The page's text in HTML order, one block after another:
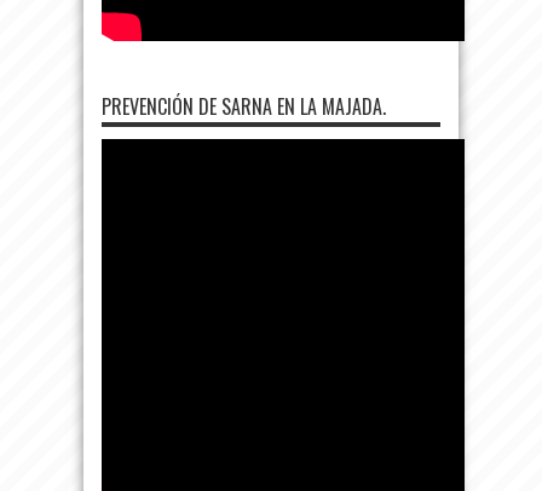
PREVENCIÓN DE SARNA EN LA MAJADA.